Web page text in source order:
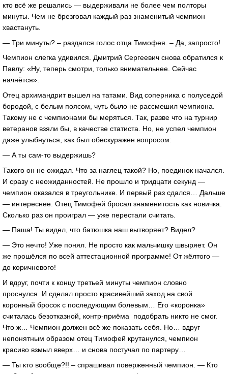
кто всё же решались — выдерживали не более чем полторы
минуты. Чем не брезговал каждый раз знаменитый чемпион
хвастануть.
— Три минуты? – раздался голос отца Тимофея. – Да, запросто!
Чемпион слегка удивился. Дмитрий Сергеевич снова обратился к
Павлу: «Ну, теперь смотри, только внимательнее. Сейчас
начнётся».
Отец архимандрит вышел на татами. Вид соперника с полуседой
бородой, с белым поясом, чуть было не рассмешил чемпиона.
Такому не с чемпионами бы меряться. Так, разве что на турнир
ветеранов взяли бы, в качестве статиста. Но, не успел чемпион
даже улыбнуться, как был обескуражен вопросом:
— А ты сам-то выдержишь?
Такого он не ожидал. Что за наглец такой? Но, поединок начался.
И сразу с неожиданностей. Не прошло и тридцати секунд —
чемпион оказался в треугольнике. И первый раз сдался… Дальше
— интереснее. Отец Тимофей бросал знаменитость как новичка.
Сколько раз он проиграл — уже перестали считать.
— Паша! Ты видел, что батюшка наш вытворяет? Видел?
— Это нечто! Уже понял. Не просто как мальчишку швыряет. Он
же прошёлся по всей аттестационной программе! От жёлтого —
до коричневого!
И вдруг, почти к концу третьей минуты чемпион словно
проснулся. И сделал просто красивейший заход на свой
коронный бросок с последующим болевым… Его «коронка»
считалась безотказной, контр-приёма подобрать никто не смог.
Что ж… Чемпион должен всё же показать себя. Но… вдруг
непонятным образом отец Тимофей крутанулся, чемпион
красиво взмыл вверх… и снова постучал по партеру…
— Ты кто вообще?!! – спрашивал поверженный чемпион. — Кто